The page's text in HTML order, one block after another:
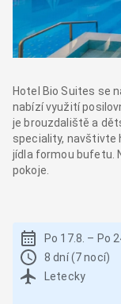
Hotel Bio Suites se
nabízí využití
je brouzdaliště a
speciality, navštivte
jídla formou bufetu.
pokoje.
Po 17.8. – Po
8 dní (7 nocí)
Letecky